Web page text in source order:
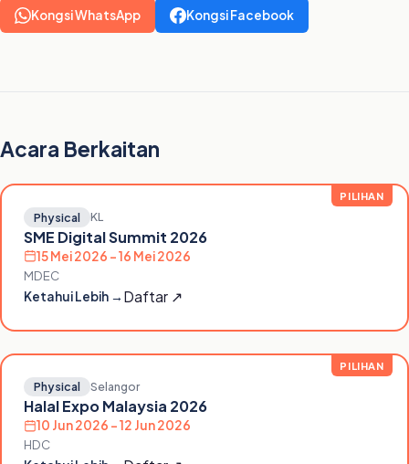
Kongsi WhatsApp Kongsi Facebook
Acara Berkaitan
PILIHAN
Physical KL
SME Digital Summit 2026
15 Mei 2026 – 16 Mei 2026
MDEC
Ketahui Lebih → Daftar ↗
PILIHAN
Physical Selangor
Halal Expo Malaysia 2026
10 Jun 2026 – 12 Jun 2026
HDC